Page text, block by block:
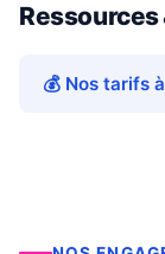
Ressources
💰 Nos tarifs